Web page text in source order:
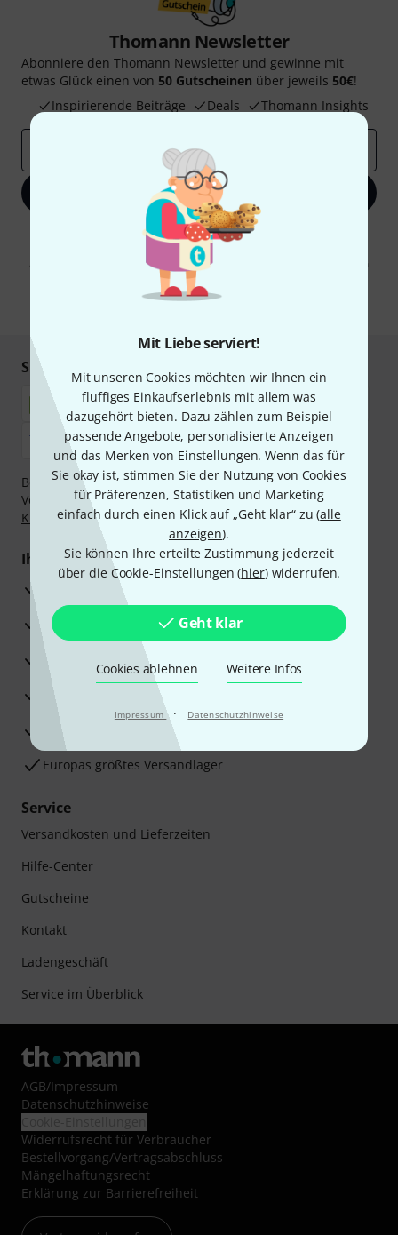
Mit Liebe serviert!
Mit unseren Cookies möchten wir Ihnen ein
fluffiges Einkaufserlebnis mit allem was
dazugehört bieten. Dazu zählen zum Beispiel
passende Angebote, personalisierte Anzeigen
und das Merken von Einstellungen. Wenn das für
Sie okay ist, stimmen Sie der Nutzung von Cookies
für Präferenzen, Statistiken und Marketing
einfach durch einen Klick auf „Geht klar“ zu (alle
anzeigen).
Sie können Ihre erteilte Zustimmung jederzeit
über die Cookie-Einstellungen (hier) widerrufen.
Geht klar
Cookies ablehnen Weitere Infos
Impressum · Datenschutzhinweise
Thomann Newsletter
Abonniere den Thomann Newsletter und gewinne mit
etwas Glück einen von 50 Gutscheinen über jeweils 50€!
Inspirierende Beiträge
Deals Thomann Insights
Jetzt anmelden
Mit Klick auf „Jetzt anmelden“ stimmen Sie dem Erhalt von E-Mail-
Werbung und einer Messung des E-Mail-Nutzungsverhaltens zu. Die
Abmeldung ist jederzeit möglich. Weitere Informationen finden Sie in
unserenDatenschutzhinweisen
* Pflichtfeld
Sicher einkaufen & bezahlen
Bezahlen Sie vertraulich und sicher per Nachnahme,
Vorkasse, PayPal, Amazon Pay,Klarna Sofort bezahlen
Klarna Ratenzahlungoder Kreditkarte.
Ihre Vorteile
3 Jahre Thomann Garantie
30 Tage Money-Back-Garantie
Beratung durch Fachexperten
Zufriedenheitsgarantie
Europas größtes Versandlager
Service
Versandkosten und Lieferzeiten
Hilfe-Center
Gutscheine
Kontakt
Ladengeschäft
Service im Überblick
AGB/Impressum
Datenschutzhinweise
Widerrufsrecht für Verbraucher
Bestellvorgang/Vertragsabschluss
Mängelhaftungsrecht
Erklärung zur Barrierefreiheit